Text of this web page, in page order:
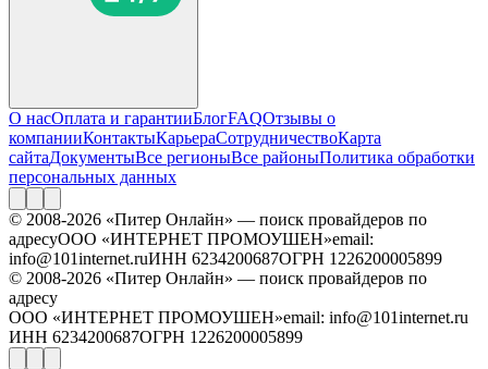
О насОплата и гарантииБлогFAQОтзывы о
компанииКонтактыКарьераСотрудничествоКарта
сайтаДокументыВсе регионыВсе районыПолитика обработки
персональных данных
© 2008-2026 «Питер Онлайн» — поиск провайдеров по
адресуООО «ИНТЕРНЕТ ПРОМОУШЕН»email:
info@101internet.ruИНН 6234200687ОГРН 1226200005899
© 2008-2026 «Питер Онлайн» — поиск провайдеров по
адресу
ООО «ИНТЕРНЕТ ПРОМОУШЕН»email: info@101internet.ru
ИНН 6234200687ОГРН 1226200005899